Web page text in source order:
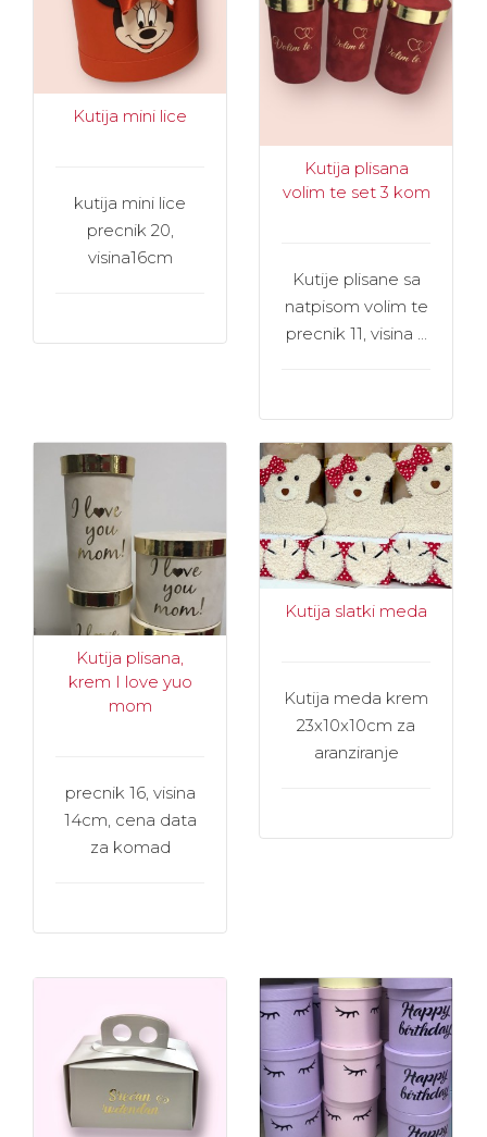
Kutija mini lice
kutija mini lice
precnik 20,
visina16cm
Kutija plisana
volim te set 3 kom
Kutije plisane sa
natpisom volim te
precnik 11, visina ...
Kutija plisana,
krem I love yuo
mom
precnik 16, visina
14cm, cena data
za komad
Kutija slatki meda
Kutija meda krem
23x10x10cm za
aranziranje